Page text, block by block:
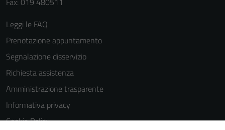
Leggi le FAQ
Prenotazione appuntamento
Segnalazione disservizio
Richiesta assistenza
Amministrazione trasparente
Informativa privacy
Cookie Policy